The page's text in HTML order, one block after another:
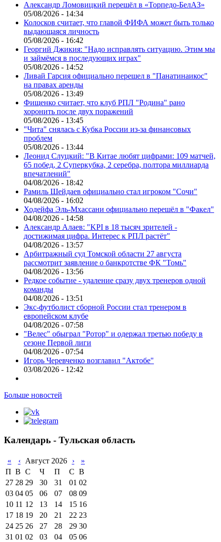
Александр Ломовицкий перешёл в «Торпедо-БелАЗ»
05/08/2026 - 14:34
Колосков считает, что главой ФИФА может быть только
выдающаяся личность
05/08/2026 - 16:42
Георгий Джикия: "Надо исправлять ситуацию. Этим мы
и займёмся в последующих играх"
05/08/2026 - 14:52
Ливай Гарсия официально перешел в "Панатинаикос"
на правах аренды
05/08/2026 - 13:49
Фищенко считает, что клуб РПЛ "Родина" рано
хоронить после двух поражений
05/08/2026 - 13:45
"Чита" снялась с Кубка России из-за финансовых
проблем
05/08/2026 - 13:44
Леонид Слуцкий: "В Китае любят цифрами: 109 матчей,
65 побед, 2 Суперкубка, 2 серебра, полтора миллиарда
впечатлений"
04/08/2026 - 18:42
Рамиль Шейдаев официально стал игроком "Сочи"
04/08/2026 - 16:02
Ходейфа Эль-Мхассани официально перешёл в "Факел"
04/08/2026 - 14:58
Александр Алаев: "KPI в 18 тысяч зрителей -
достижимая цифра. Интерес к РПЛ растёт"
04/08/2026 - 13:57
Арбитражный суд Томской области 27 августа
рассмотрит заявление о банкротстве ФК "Томь"
04/08/2026 - 13:56
Редкое событие - удаление сразу двух тренеров одной
команды
04/08/2026 - 13:51
Экс-футболист сборной России стал тренером в
европейском клубе
04/08/2026 - 07:58
"Велес" обыграл "Ротор" и одержал третью победу в
сезоне Первой лиги
04/08/2026 - 07:54
Игорь Черевченко возглавил "Актобе"
03/08/2026 - 12:42
Больше новостей
Календарь - Тульская область
« ‹ Август 2026 ›
»
П В С Ч П С В
27 28 29 30 31 01 02
03 04 05 06 07 08 09
10 11 12 13 14 15 16
17 18 19 20 21 22 23
24 25 26 27 28 29 30
31 01 02 03 04 05 06